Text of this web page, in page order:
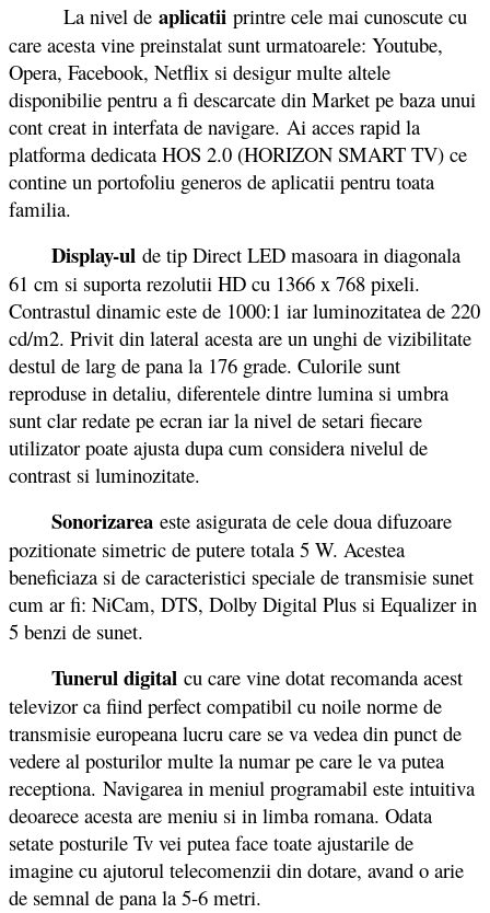
La nivel de aplicatii printre cele mai cunoscute cu
care acesta vine preinstalat sunt urmatoarele: Youtube,
Opera, Facebook, Netflix si desigur multe altele
disponibilie pentru a fi descarcate din Market pe baza unui
cont creat in interfata de navigare. Ai acces rapid la
platforma dedicata HOS 2.0 (HORIZON SMART TV) ce
contine un portofoliu generos de aplicatii pentru toata
familia.
Display-ul de tip Direct LED masoara in diagonala
61 cm si suporta rezolutii HD cu 1366 x 768 pixeli.
Contrastul dinamic este de 1000:1 iar luminozitatea de 220
cd/m2. Privit din lateral acesta are un unghi de vizibilitate
destul de larg de pana la 176 grade. Culorile sunt
reproduse in detaliu, diferentele dintre lumina si umbra
sunt clar redate pe ecran iar la nivel de setari fiecare
utilizator poate ajusta dupa cum considera nivelul de
contrast si luminozitate.
Sonorizarea este asigurata de cele doua difuzoare
pozitionate simetric de putere totala 5 W. Acestea
beneficiaza si de caracteristici speciale de transmisie sunet
cum ar fi: NiCam, DTS, Dolby Digital Plus si Equalizer in
5 benzi de sunet.
Tunerul digital cu care vine dotat recomanda acest
televizor ca fiind perfect compatibil cu noile norme de
transmisie europeana lucru care se va vedea din punct de
vedere al posturilor multe la numar pe care le va putea
receptiona. Navigarea in meniul programabil este intuitiva
deoarece acesta are meniu si in limba romana. Odata
setate posturile Tv vei putea face toate ajustarile de
imagine cu ajutorul telecomenzii din dotare, avand o arie
de semnal de pana la 5-6 metri.